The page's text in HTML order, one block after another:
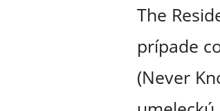
The
prípade
(Never